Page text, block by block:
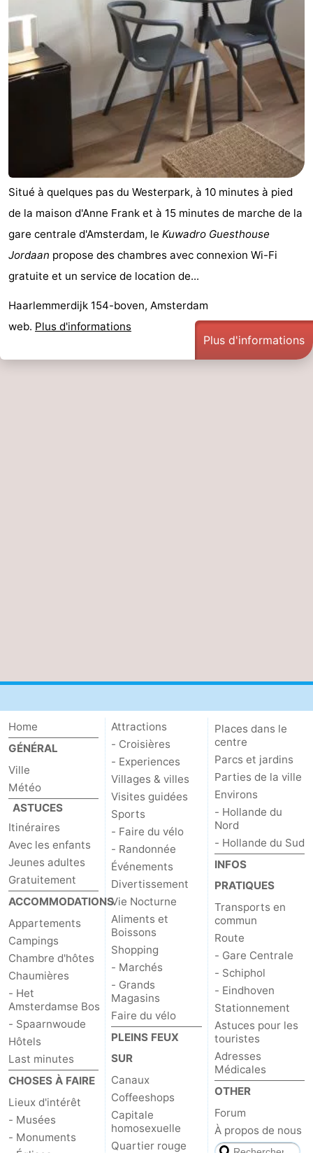
Situé à quelques pas du Westerpark, à 10 minutes à pied
de la maison d'Anne Frank et à 15 minutes de marche de la
gare centrale d'Amsterdam, le Kuwadro Guesthouse
Jordaan propose des chambres avec connexion Wi-Fi
gratuite et un service de location de...
Haarlemmerdijk 154-boven, Amsterdam
web. Plus d'informations
Plus d'informations
Home
GÉNÉRAL
Ville
Météo
ASTUCES
Itinéraires
Avec les enfants
Jeunes adultes
Gratuitement
ACCOMMODATIONS
Appartements
Campings
Chambre d'hôtes
Chaumières
- Het
Amsterdamse Bos
- Spaarnwoude
Hôtels
Last minutes
CHOSES À FAIRE
Lieux d'intérêt
- Musées
- Monuments
Attractions
- Croisières
- Experiences
Villages & villes
Visites guidées
Sports
- Faire du vélo
- Randonnée
Événements
Divertissement
Vie Nocturne
Aliments et
Boissons
Shopping
- Marchés
- Grands
Magasins
Faire du vélo
PLEINS FEUX
SUR
Canaux
Coffeeshops
Capitale
homosexuelle
Quartier rouge
Places dans le
centre
Parcs et jardins
Parties de la ville
Environs
- Hollande du
Nord
- Hollande du Sud
INFOS
PRATIQUES
Transports en
commun
Route
- Gare Centrale
- Schiphol
- Eindhoven
Stationnement
Astuces pour les
touristes
Adresses
Médicales
OTHER
Forum
À propos de nous